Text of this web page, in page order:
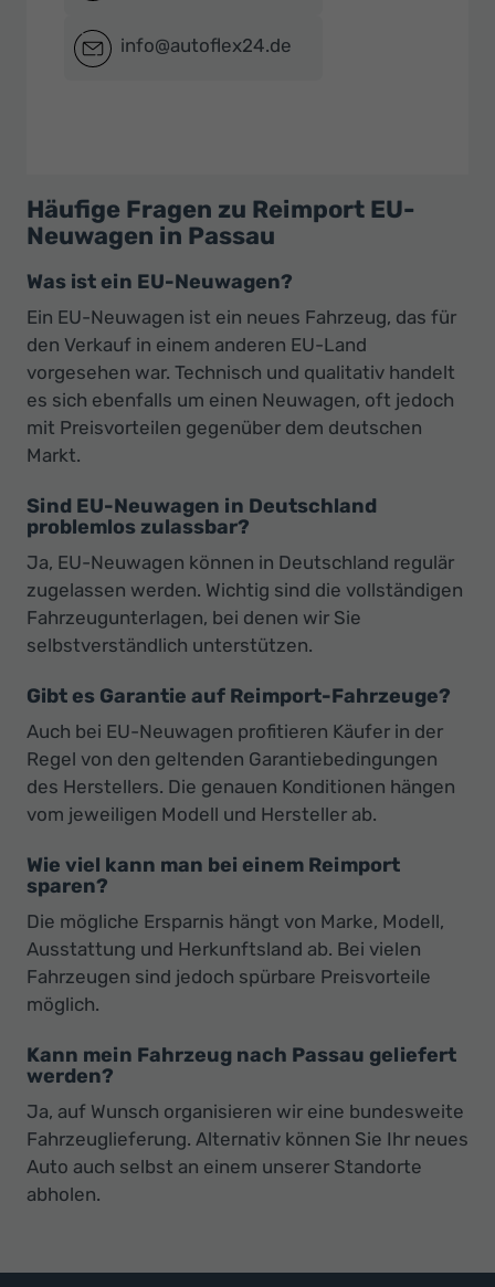
info@autoflex24.de
Häufige Fragen zu Reimport EU-
Neuwagen in Passau
Was ist ein EU-Neuwagen?
Ein EU-Neuwagen ist ein neues Fahrzeug, das für
den Verkauf in einem anderen EU-Land
vorgesehen war. Technisch und qualitativ handelt
es sich ebenfalls um einen Neuwagen, oft jedoch
mit Preisvorteilen gegenüber dem deutschen
Markt.
Sind EU-Neuwagen in Deutschland
problemlos zulassbar?
Ja, EU-Neuwagen können in Deutschland regulär
zugelassen werden. Wichtig sind die vollständigen
Fahrzeugunterlagen, bei denen wir Sie
selbstverständlich unterstützen.
Gibt es Garantie auf Reimport-Fahrzeuge?
Auch bei EU-Neuwagen profitieren Käufer in der
Regel von den geltenden Garantiebedingungen
des Herstellers. Die genauen Konditionen hängen
vom jeweiligen Modell und Hersteller ab.
Wie viel kann man bei einem Reimport
sparen?
Die mögliche Ersparnis hängt von Marke, Modell,
Ausstattung und Herkunftsland ab. Bei vielen
Fahrzeugen sind jedoch spürbare Preisvorteile
möglich.
Kann mein Fahrzeug nach Passau geliefert
werden?
Ja, auf Wunsch organisieren wir eine bundesweite
Fahrzeuglieferung. Alternativ können Sie Ihr neues
Auto auch selbst an einem unserer Standorte
abholen.